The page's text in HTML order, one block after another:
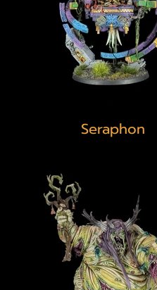
Seraphon